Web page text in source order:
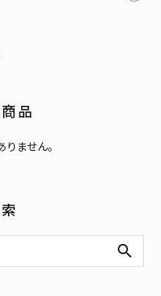
品
ません。
search